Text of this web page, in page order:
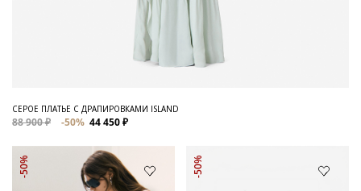
СЕРОЕ ПЛАТЬЕ С ДРАПИРОВКАМИ ISLAND
88 900 ₽ -50% 44 450 ₽
-50% -50%